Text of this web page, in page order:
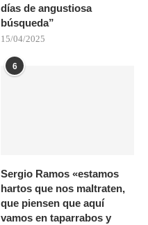
días de angustiosa
búsqueda”
15/04/2025
6
Sergio Ramos «estamos
hartos que nos maltraten,
que piensen que aquí
vamos en taparrabos y